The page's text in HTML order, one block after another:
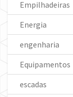
Empilhadeiras
Energia
engenharia
Equipamentos
escadas